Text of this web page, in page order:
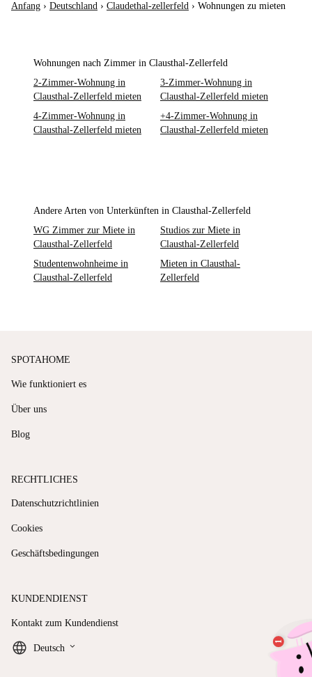
Anfang › Deutschland › Claudethal-zellerfeld › Wohnungen zu mieten
Wohnungen nach Zimmer in Clausthal-Zellerfeld
2-Zimmer-Wohnung in
Clausthal-Zellerfeld mieten
3-Zimmer-Wohnung in
Clausthal-Zellerfeld mieten
4-Zimmer-Wohnung in
Clausthal-Zellerfeld mieten
+4-Zimmer-Wohnung in
Clausthal-Zellerfeld mieten
Andere Arten von Unterkünften in Clausthal-Zellerfeld
WG Zimmer zur Miete in
Clausthal-Zellerfeld
Studios zur Miete in
Clausthal-Zellerfeld
Studentenwohnheime in
Clausthal-Zellerfeld
Mieten in Clausthal-
Zellerfeld
SPOTAHOME
Wie funktioniert es
Über uns
Blog
RECHTLICHES
Datenschutzrichtlinien
Cookies
Geschäftsbedingungen
KUNDENDIENST
Kontakt zum Kundendienst
Deutsch keyboard_arrow_down